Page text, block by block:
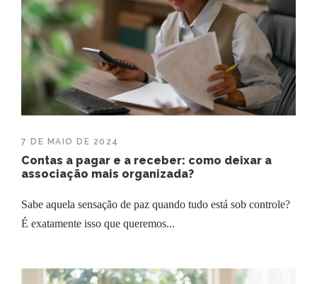
7 DE MAIO DE 2024
Contas a pagar e a receber: como deixar a
associação mais organizada?
Sabe aquela sensação de paz quando tudo está sob controle?
É exatamente isso que queremos...